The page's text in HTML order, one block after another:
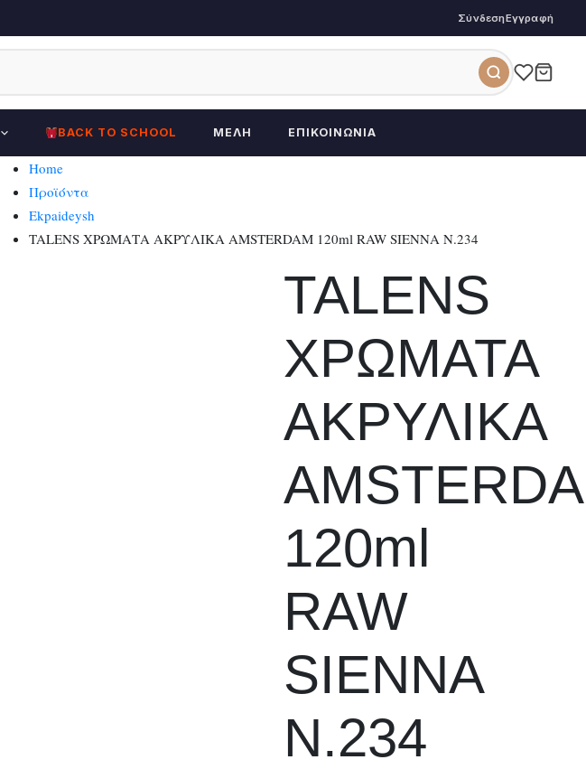
ΣύνδεσηΕγγραφή
BACK TO SCHOOL ΜΈΛΗ ΕΠΙΚΟΙΝΩΝΊΑ
Home
Προϊόντα
Ekpaideysh
TALENS ΧΡΩΜΑΤΑ ΑΚΡΥΛΙΚΑ AMSTERDAM 120ml RAW SIENNA N.234
TALENS
ΧΡΩΜΑΤΑ
ΑΚΡΥΛΙΚΑ
120ml
RAW
SIENNA
N.234